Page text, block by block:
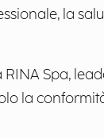
la
Spa,
la